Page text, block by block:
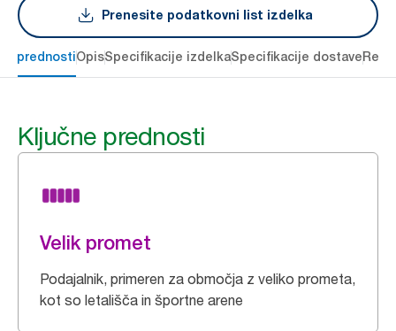
Prenesite podatkovni list izdelka
prednostiOpisSpecifikacije izdelkaSpecifikacije dostave
Ključne prednosti
Velik promet
Podajalnik, primeren za območja z veliko prometa,
kot so letališča in športne arene